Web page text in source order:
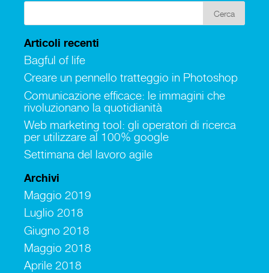
Articoli recenti
Bagful of life
Creare un pennello tratteggio in Photoshop
Comunicazione efficace: le immagini che
rivoluzionano la quotidianità
Web marketing tool: gli operatori di ricerca
per utilizzare al 100% google
Settimana del lavoro agile
Archivi
Maggio 2019
Luglio 2018
Giugno 2018
Maggio 2018
Aprile 2018